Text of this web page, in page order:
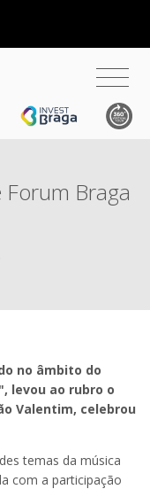
Forum Braga
no âmbito do
levou ao rubro o
Valentim, celebrou
temas da música
com a participação